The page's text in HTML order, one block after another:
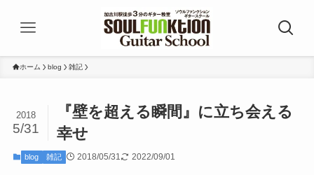
ホーム blog 雑記
『壁を超える瞬間』に立ち会える
幸せ
2018
5/31
blog 雑記 2018/05/31 2022/09/01